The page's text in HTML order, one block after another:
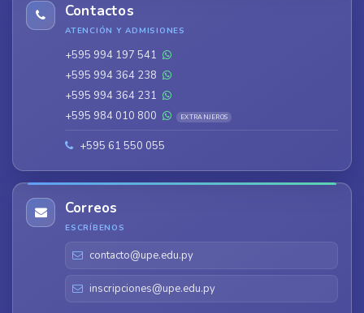
Contactos
ATENCIÓN Y ADMISIONES
+595 994 197 541
+595 994 364 238
+595 994 364 231
+595 984 010 800
EXTRANJEROS
+595 61 550 055
Correos
ESCRÍBENOS
contacto@upe.edu.py
inscripciones@upe.edu.py